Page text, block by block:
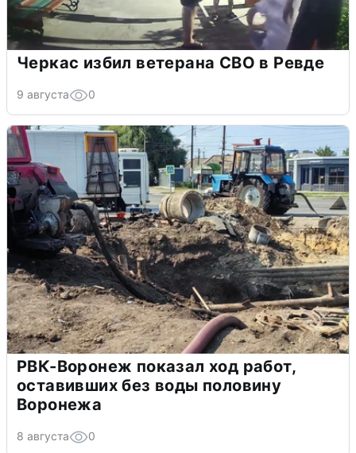
Черкас избил ветерана СВО в Ревде
9 августа 0
РВК-Воронеж показал ход работ,
оставивших без воды половину
Воронежа
8 августа 0